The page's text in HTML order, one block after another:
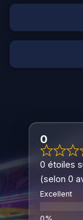
0
0 étoiles
(selon 0
Excellent